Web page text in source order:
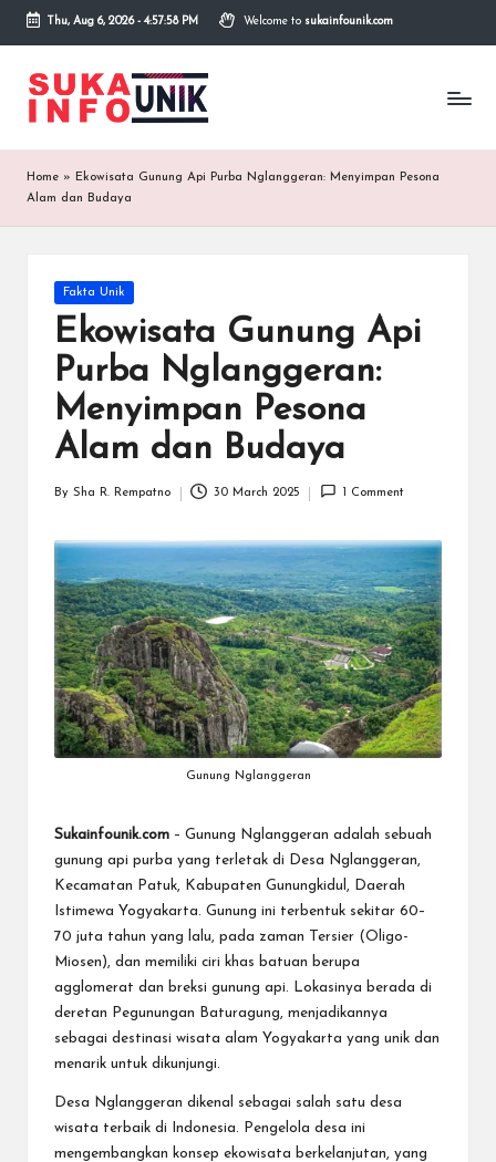
Skip
content
Thu, Aug 6, 2026- 4:57:58 PM Welcome to sukainfounik.com
S
u
k
a
Info
Unik,
Batas.
Home »
Ekowisata Gunung Api Purba Nglanggeran: Menyimpan Pesona
Alam dan Budaya
Posted
in
Fakta Unik
Ekowisata Gunung Api
Purba Nglanggeran:
Menyimpan Pesona
Alam dan Budaya
By Sha R. Rempatno 30 March 2025 1 Comment
Gunung Nglanggeran
Sukainfounik.com – Gunung Nglanggeran adalah sebuah
gunung api purba yang terletak di Desa Nglanggeran,
Kecamatan Patuk, Kabupaten Gunungkidul, Daerah
Istimewa Yogyakarta. Gunung ini terbentuk sekitar 60–
70 juta tahun yang lalu, pada zaman Tersier (Oligo-
Miosen), dan memiliki ciri khas batuan berupa
agglomerat dan breksi gunung api. Lokasinya berada di
deretan Pegunungan Baturagung, menjadikannya
sebagai destinasi wisata alam Yogyakarta yang unik dan
menarik untuk dikunjungi.
Desa Nglanggeran dikenal sebagai salah satu desa
wisata terbaik di Indonesia. Pengelola desa ini
mengembangkan konsep ekowisata berkelanjutan, yang